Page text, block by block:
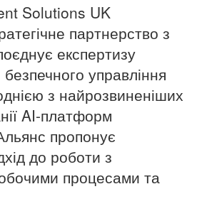
Solutions UK
партнерство з
експертизу
управління
з найрозвиненіших
AI-платформ
пропонує
до роботи з
процесами та